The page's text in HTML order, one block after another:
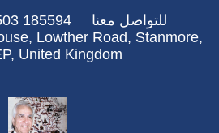
185594 للتواصل معنا
Lowther Road, Stanmore,
United Kingdom